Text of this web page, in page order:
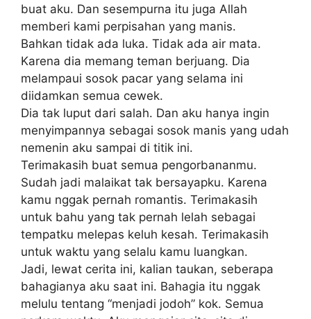
buat aku. Dan sesempurna itu juga Allah
memberi kami perpisahan yang manis.
Bahkan tidak ada luka. Tidak ada air mata.
Karena dia memang teman berjuang. Dia
melampaui sosok pacar yang selama ini
diidamkan semua cewek.
Dia tak luput dari salah. Dan aku hanya ingin
menyimpannya sebagai sosok manis yang udah
nemenin aku sampai di titik ini.
Terimakasih buat semua pengorbananmu.
Sudah jadi malaikat tak bersayapku. Karena
kamu nggak pernah romantis. Terimakasih
untuk bahu yang tak pernah lelah sebagai
tempatku melepas keluh kesah. Terimakasih
untuk waktu yang selalu kamu luangkan.
Jadi, lewat cerita ini, kalian taukan, seberapa
bahagianya aku saat ini. Bahagia itu nggak
melulu tentang “menjadi jodoh” kok. Semua